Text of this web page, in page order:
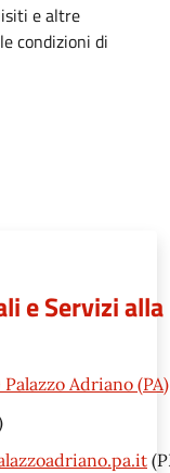
e altre
condizioni di
e Servizi alla
Adriano (PA)